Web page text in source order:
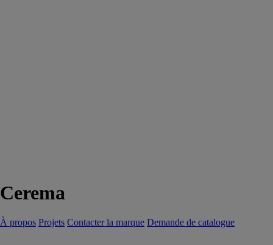
Cerema
À propos Projets Contacter la marque Demande de catalogue